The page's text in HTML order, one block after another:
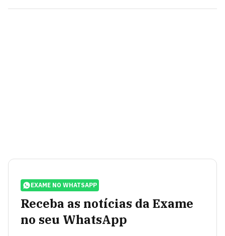
EXAME NO WHATSAPP
Receba as notícias da Exame
no seu WhatsApp